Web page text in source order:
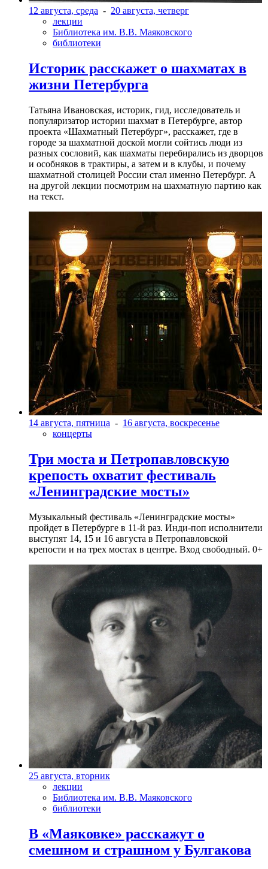
12 августа, среда - 20 августа, четверг
лекции
Библиотека им. В.В. Маяковского
библиотеки
Историк расскажет о шахматах в
жизни Петербурга
Татьяна Ивановская, историк, гид, исследователь и
популяризатор истории шахмат в Петербурге, автор
проекта «Шахматный Петербург», расскажет, где в
городе за шахматной доской могли сойтись люди из
разных сословий, как шахматы перебирались из дворцов
и особняков в трактиры, а затем и в клубы, и почему
шахматной столицей России стал именно Петербург. А
на другой лекции посмотрим на шахматную партию как
на текст.
14 августа, пятница - 16 августа, воскресенье
концерты
Три моста и Петропавловскую
крепость охватит фестиваль
«Ленинградские мосты»
Музыкальный фестиваль «Ленинградские мосты»
пройдет в Петербурге в 11-й раз. Инди-поп исполнители
выступят 14, 15 и 16 августа в Петропавловской
крепости и на трех мостах в центре. Вход свободный. 0+
25 августа, вторник
лекции
Библиотека им. В.В. Маяковского
библиотеки
В «Маяковке» расскажут о
смешном и страшном у Булгакова